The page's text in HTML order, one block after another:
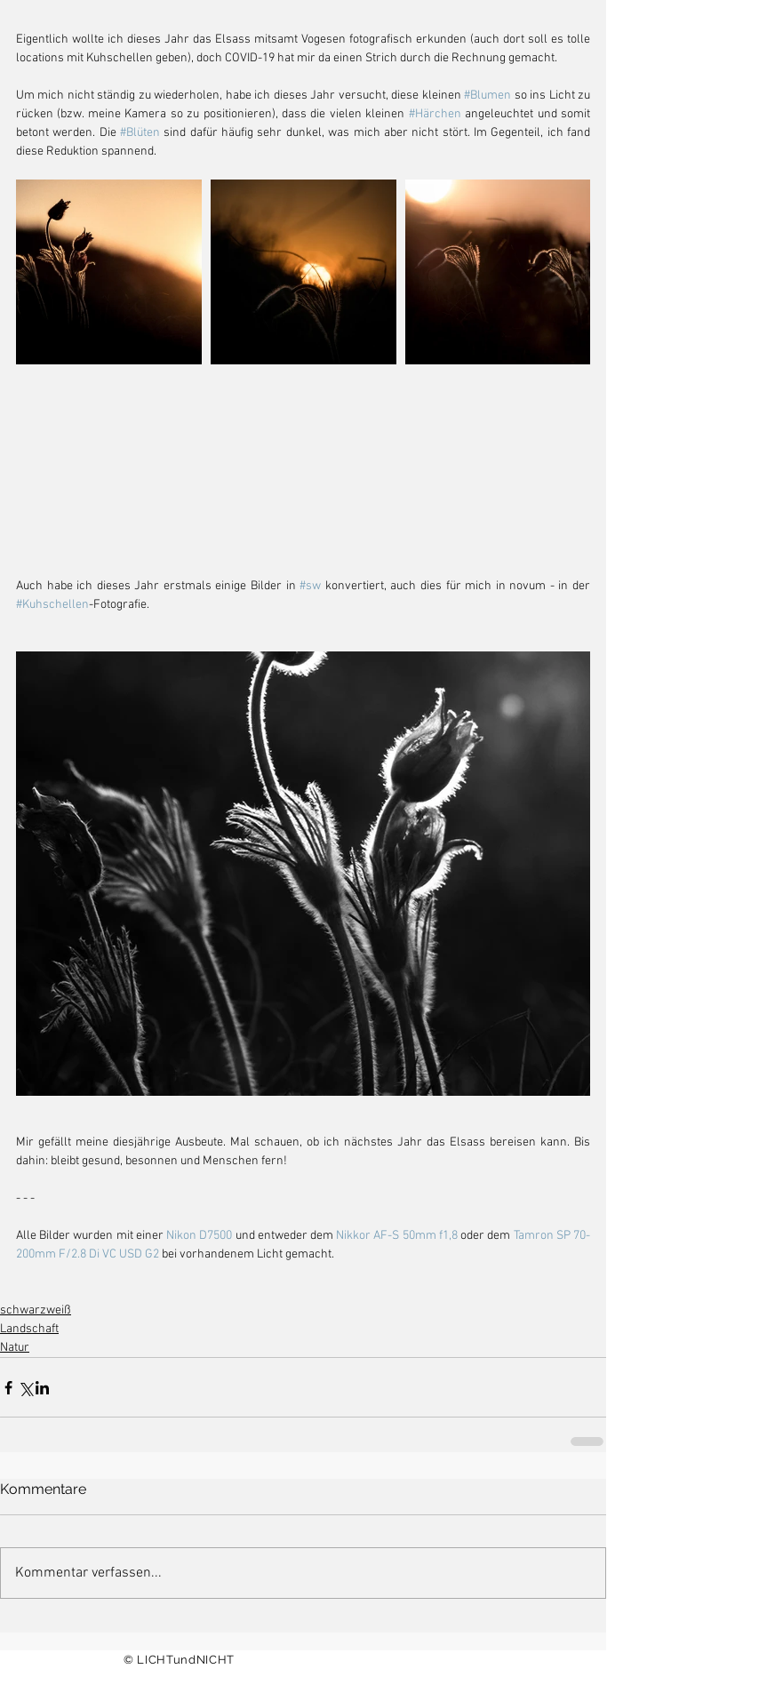
Eigentlich wollte ich dieses Jahr das Elsass mitsamt Vogesen fotografisch erkunden (auch dort soll es tolle
locations mit Kuhschellen geben), doch COVID-19 hat mir da einen Strich durch die Rechnung gemacht.
Um mich nicht ständig zu wiederholen, habe ich dieses Jahr versucht, diese kleinen #Blumen so ins Licht zu
rücken (bzw. meine Kamera so zu positionieren), dass die vielen kleinen #Härchen angeleuchtet und somit
betont werden. Die #Blüten sind dafür häufig sehr dunkel, was mich aber nicht stört. Im Gegenteil, ich fand
diese Reduktion spannend.
Auch habe ich dieses Jahr erstmals einige Bilder in #sw
#Kuhschellen-Fotografie.
Mir gefällt meine diesjährige Ausbeute. Mal schauen, ob ich nächstes Jahr das Elsass bereisen kann. Bis
dahin: bleibt gesund, besonnen und Menschen fern!
- - -
Alle Bilder wurden mit einer Nikon D7500 und entweder dem Nikkor AF-S 50mm f1,8 oder dem Tamron SP 70-
200mm F/2.8 Di VC USD G2 bei vorhandenem Licht gemacht.
schwarzweiß
Landschaft
Natur
Kommentare
Kommentar verfassen...
© LICHTundNICHT